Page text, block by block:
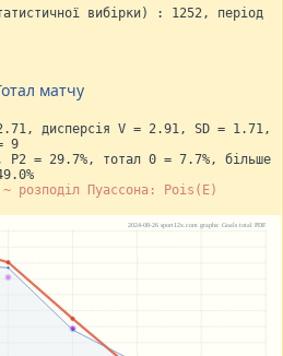
вибірки) : 1252, період
матчу
дисперсія V = 2.91, SD = 1.71,
9
P2 = 29.7%, тотал 0 = 7.7%, більше
~ розподіл Пуассона: Pois(E)